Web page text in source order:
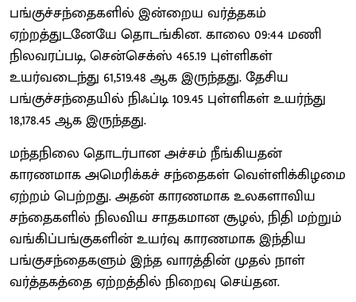
பங்குச்சந்தைகளில் இன்றைய வர்த்தகம்
ஏற்றத்துடனேயே தொடங்கின. காலை 09:44 மணி
நிலவரப்படி, சென்செக்ஸ் 465.19 புள்ளிகள்
உயர்வடைந்து 61,519.48 ஆக இருந்தது. தேசிய
பங்குச்சந்தையில் நிஃப்டி 109.45 புள்ளிகள் உயர்ந்து
18,178.45 ஆக இருந்தது.
மந்தநிலை தொடர்பான அச்சம் நீங்கியதன்
காரணமாக அமெரிக்கச் சந்தைகள் வெள்ளிக்கிழமை
ஏற்றம் பெற்றது. அதன் காரணமாக உலகளாவிய
சந்தைகளில் நிலவிய சாதகமான சூழல், நிதி மற்றும்
வங்கிப்பங்குகளின் உயர்வு காரணமாக இந்திய
பங்குசந்தைகளும் இந்த வாரத்தின் முதல் நாள்
வர்த்தகத்தை ஏற்றத்தில் நிறைவு செய்தன.